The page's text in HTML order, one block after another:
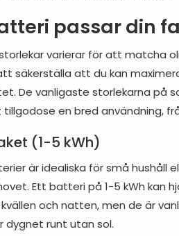
passar din
varierar för att matcha
säkerställa att du kan
De vanligaste storlekarna på
en bred användning,
(1-5 kWh)
är idealiska för små
Ett batteri på 1-5 kWh kan
och natten, men de är
dygnet runt utan sol.